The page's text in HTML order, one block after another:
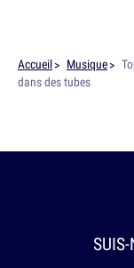
Accueil Musique
dans des tubes